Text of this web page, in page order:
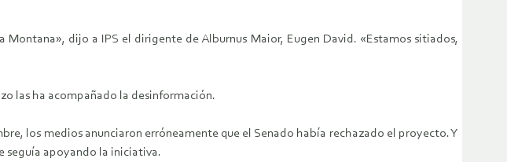
dijo a IPS el dirigente de Alburnus Maior, Eugen David. «Estamos sitiados,
las ha acompañado la desinformación.
los medios anunciaron erróneamente que el Senado había rechazado el proyecto. Y
seguía apoyando la iniciativa.